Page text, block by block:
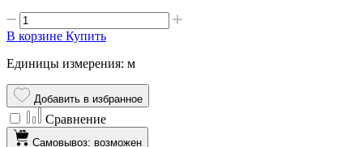
В корзине Купить
Единицы измерения: м
Добавить в избранное
Сравнение
Самовывоз: возможен